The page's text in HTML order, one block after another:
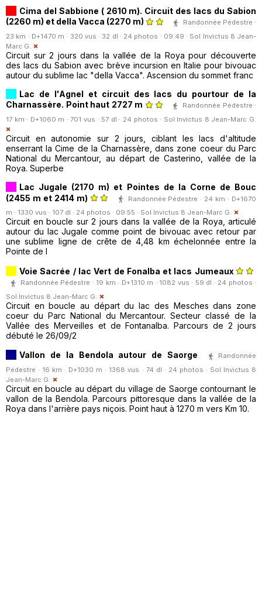
Cima del Sabbione ( 2610 m). Circuit des lacs du Sabion
(2260 m) et della Vacca (2270 m)
Randonnée Pédestre ·
23 km · D+1470 m · 320 vus · 32 dl · 24 photos · 09:49 · Sol Invictus 8 Jean-
Marc G.
Circuit sur 2 jours dans la vallée de la Roya pour découverte
des lacs du Sabion avec brève incursion en Italie pour bivouac
autour du sublime lac "della Vacca". Ascension du sommet franc
Lac de l'Agnel et circuit des lacs du pourtour de la
Charnassère. Point haut 2727 m
Randonnée Pédestre ·
17 km · D+1060 m · 701 vus · 57 dl · 24 photos · Sol Invictus 8 Jean-Marc G.
Circuit en autonomie sur 2 jours, ciblant les lacs d'altitude
enserrant la Cime de la Charnassère, dans zone coeur du Parc
National du Mercantour, au départ de Casterino, vallée de la
Roya. Superbe
Lac Jugale (2170 m) et Pointes de la Corne de Bouc
(2455 m et 2414 m)
Randonnée Pédestre · 24 km · D+1670
m · 1330 vus · 107 dl · 24 photos · 09:55 · Sol Invictus 8 Jean-Marc G.
Circuit en boucle sur 2 jours dans la vallée de la Roya, articulé
autour du lac Jugale comme point de bivouac avec retour par
une sublime ligne de crête de 4,48 km échelonnée entre la
Pointe de l
Voie Sacrée / lac Vert de Fonalba et lacs Jumeaux
Randonnée Pédestre · 19 km · D+1310 m · 1082 vus · 59 dl · 24 photos ·
Sol Invictus 8 Jean-Marc G.
Circuit en boucle au départ du lac des Mesches dans zone
coeur du Parc National du Mercantour. Secteur classé de la
Vallée des Merveilles et de Fontanalba. Parcours de 2 jours
débuté le 26/09/2
Vallon de la Bendola autour de Saorge
Randonnée
Pédestre · 16 km · D+1030 m · 1368 vus · 74 dl · 24 photos · Sol Invictus 8
Jean-Marc G.
Circuit en boucle au départ du village de Saorge contournant le
vallon de la Bendola. Parcours pittoresque dans la vallée de la
Roya dans l'arrière pays niçois. Point haut à 1270 m vers Km 10.